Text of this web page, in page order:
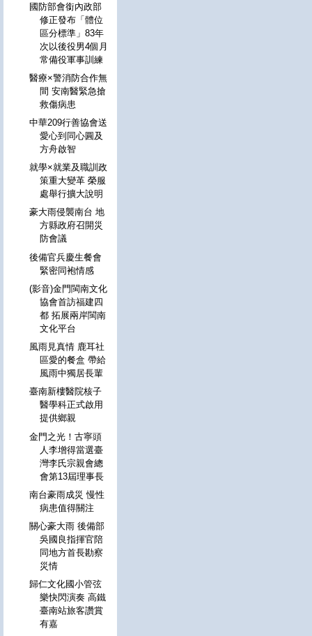
國防部會銜內政部
修正發布「體位
區分標準」83年
次以後役男4個月
常備役軍事訓練
醫療×警消防合作無
間 安南醫緊急搶
救傷病患
中華209行善協會送
愛心到同心圓及
方舟啟智
就學×就業及職訓政
策重大變革 榮服
處舉行擴大說明
豪大雨侵襲南台 地
方縣政府召開災
防會議
後備官兵慶生餐會
緊密同袍情感
(影音)金門閩南文化
協會首訪福建四
都 拓展兩岸閩南
文化平台
風雨見真情 鹿耳社
區愛的餐盒 帶給
風雨中獨居長輩
臺南新樓醫院核子
醫學科正式啟用
提供鄉親
金門之光！古寧頭
人李增得當選臺
灣李氏宗親會總
會第13屆理事長
南台豪雨成災 慢性
病患值得關注
關心豪大雨 後備部
吳國良指揮官陪
同地方首長勘察
災情
歸仁文化國小管弦
樂快閃演奏 高鐵
臺南站旅客讚賞
有嘉